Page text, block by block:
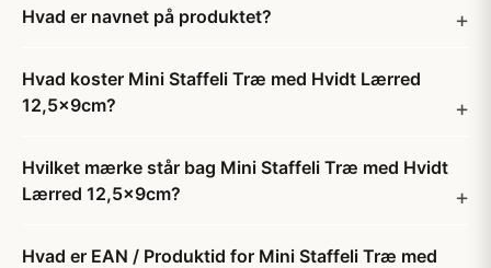
Hvad er navnet på produktet?
Hvad koster Mini Staffeli Træ med Hvidt Lærred
12,5x9cm?
Hvilket mærke står bag Mini Staffeli Træ med Hvidt
Lærred 12,5x9cm?
Hvad er EAN / Produktid for Mini Staffeli Træ med